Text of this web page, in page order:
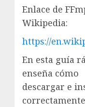
Enlace de
Wikipedia:
https://
En esta guía
enseña cómo
descargar e
correctamente